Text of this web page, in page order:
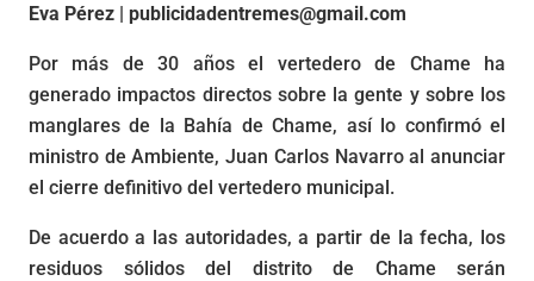
Eva Pérez | publicidadentremes@gmail.com
Por más de 30 años el vertedero de Chame ha
generado impactos directos sobre la gente y sobre los
manglares de la Bahía de Chame, así lo confirmó el
ministro de Ambiente, Juan Carlos Navarro al anunciar
el cierre definitivo del vertedero municipal.
De acuerdo a las autoridades, a partir de la fecha, los
residuos sólidos del distrito de Chame serán